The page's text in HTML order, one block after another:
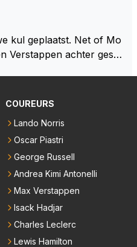
🤣
kul geplaatst. Net of Mo
Verstappen achter geslo
COUREURS
Lando Norris
Oscar Piastri
George Russell
Andrea Kimi Antonelli
Max Verstappen
Isack Hadjar
Charles Leclerc
Lewis Hamilton